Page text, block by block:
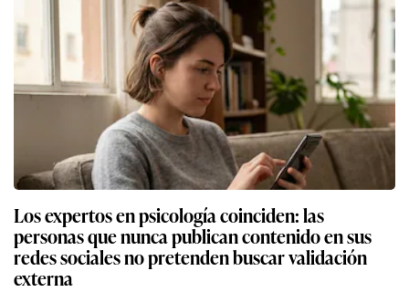
Los expertos en psicología coinciden: las
personas que nunca publican contenido en sus
redes sociales no pretenden buscar validación
externa